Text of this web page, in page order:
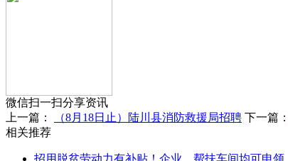
微信扫一扫分享资讯
上一篇：
（8月18日止）陆川县消防救援局招聘 下一篇：
相关推荐
招用脱贫劳动力有补贴！企业、帮扶车间均可申领